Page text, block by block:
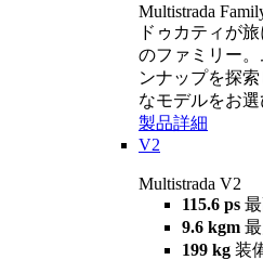
Multistrada
ドゥカティが
のファミリー
ンナップを探
なモデルをお選
製品詳細
V2
Multistrada V2
115.6 ps
9.6 kgm
199 kg 装